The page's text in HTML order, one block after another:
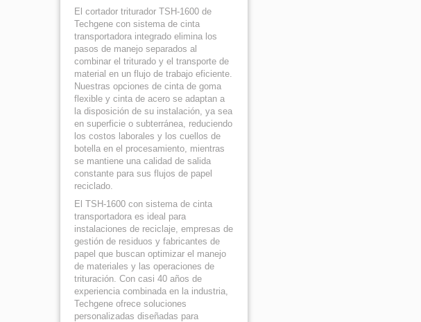
El cortador triturador TSH-1600 de
Techgene con sistema de cinta
transportadora integrado elimina los
pasos de manejo separados al
combinar el triturado y el transporte de
material en un flujo de trabajo eficiente.
Nuestras opciones de cinta de goma
flexible y cinta de acero se adaptan a
la disposición de su instalación, ya sea
en superficie o subterránea, reduciendo
los costos laborales y los cuellos de
botella en el procesamiento, mientras
se mantiene una calidad de salida
constante para sus flujos de papel
reciclado.
El TSH-1600 con sistema de cinta
transportadora es ideal para
instalaciones de reciclaje, empresas de
gestión de residuos y fabricantes de
papel que buscan optimizar el manejo
de materiales y las operaciones de
trituración. Con casi 40 años de
experiencia combinada en la industria,
Techgene ofrece soluciones
personalizadas diseñadas para